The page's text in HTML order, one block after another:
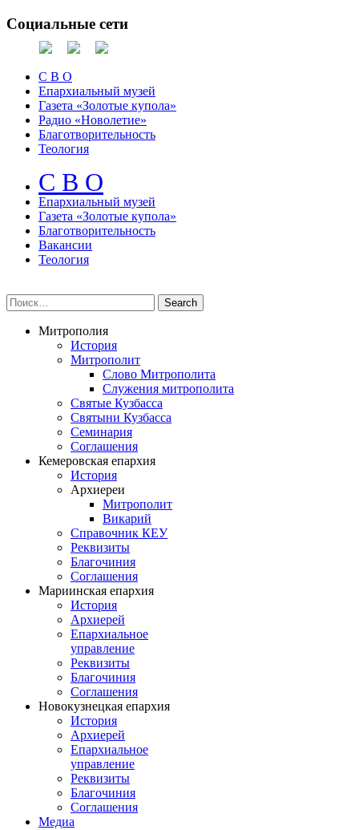
Социальные сети
С В О
Епархиальный музей
Газета «Золотые купола»
Радио «Новолетие»
Благотворительность
Теология
С В О
Епархиальный музeй
Газета «Золотые купола»
Благотворительность
Вакансии
Теология
Митрополия
История
Митрополит
Слово Митрополита
Служения митрополита
Святые Кузбасса
Святыни Кузбасса
Семинария
Соглашения
Кемеровская епархия
История
Архиереи
Митрополит
Викарий
Справочник КЕУ
Реквизиты
Благочиния
Соглашения
Мариинская епархия
История
Архиерей
Епархиальное
управление
Реквизиты
Благочиния
Соглашения
Новокузнецкая епархия
История
Архиерей
Епархиальное
управление
Реквизиты
Благочиния
Соглашения
Медиа